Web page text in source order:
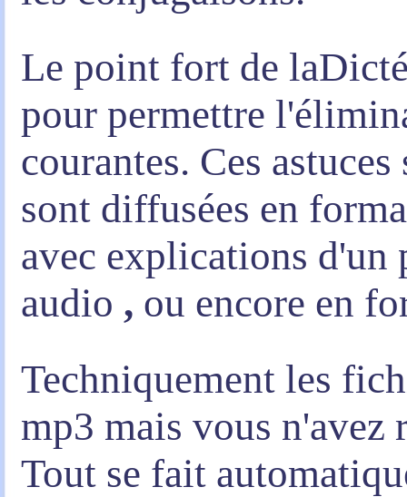
Le point fort de
pour permettre
courantes. Ces
sont diffusées en
avec explications d'un
audio , ou encore en
Techniquement les
mp3 mais vous
Tout se fait